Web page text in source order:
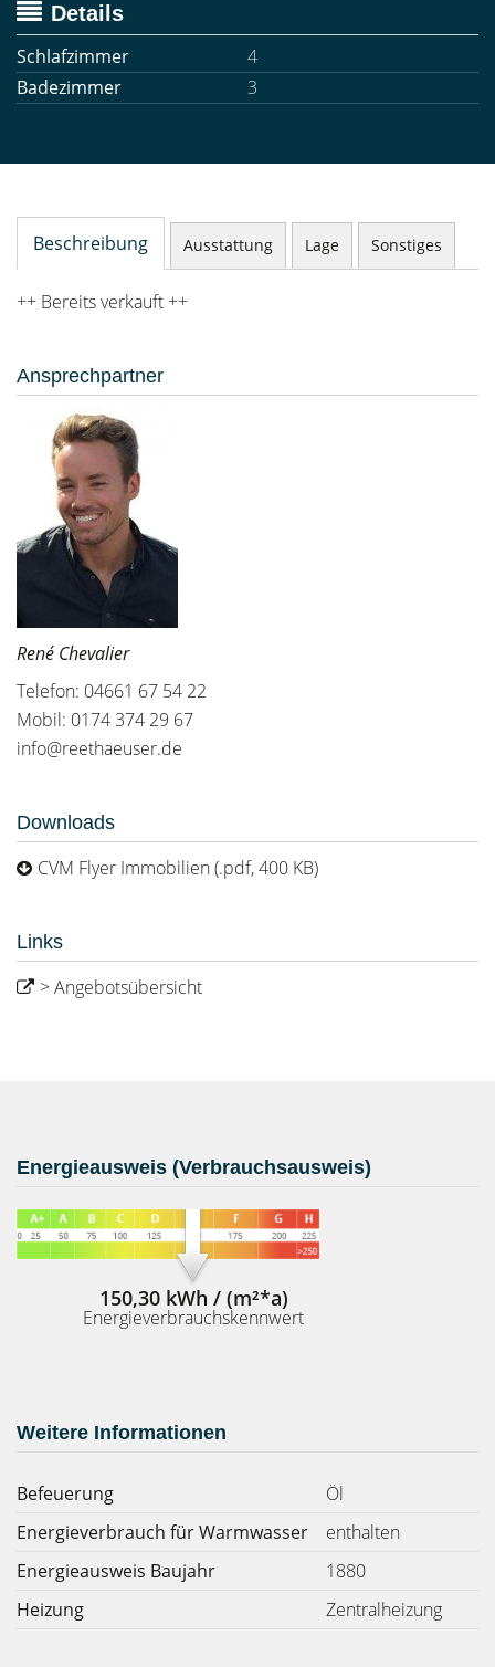
Details
Schlafzimmer
4
Badezimmer
3
Beschreibung Ausstattung Lage Sonstiges
++ Bereits verkauft ++
Ansprechpartner
René Chevalier
Telefon: 04661 67 54 22
Mobil: 0174 374 29 67
info@reethaeuser.de
Downloads
CVM Flyer Immobilien (.pdf, 400 KB)
Links
> Angebotsübersicht
Energieausweis (Verbrauchsausweis)
150,30 kWh / (m²*a)
Energieverbrauchskennwert
Weitere Informationen
Befeuerung
Öl
Energieverbrauch für Warmwasser
enthalten
Energieausweis Baujahr
1880
Heizung
Zentralheizung